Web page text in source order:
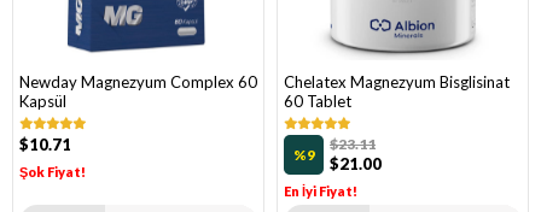
Newday Magnezyum Complex 60
Kapsül
$10.71
Şok Fiyat!
Chelatex Magnezyum Bisglisinat
60 Tablet
%9 $21.00
$23.11
En İyi Fiyat!